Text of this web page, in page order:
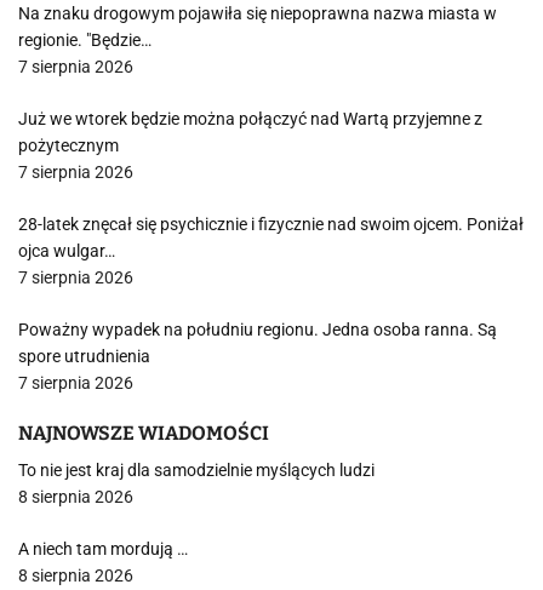
Na znaku drogowym pojawiła się niepoprawna nazwa miasta w
regionie. "Będzie…
7 sierpnia 2026
Już we wtorek będzie można połączyć nad Wartą przyjemne z
pożytecznym
7 sierpnia 2026
28-latek znęcał się psychicznie i fizycznie nad swoim ojcem. Poniżał
ojca wulgar…
7 sierpnia 2026
Poważny wypadek na południu regionu. Jedna osoba ranna. Są
spore utrudnienia
7 sierpnia 2026
NAJNOWSZE WIADOMOŚCI
To nie jest kraj dla samodzielnie myślących ludzi
8 sierpnia 2026
A niech tam mordują …
8 sierpnia 2026